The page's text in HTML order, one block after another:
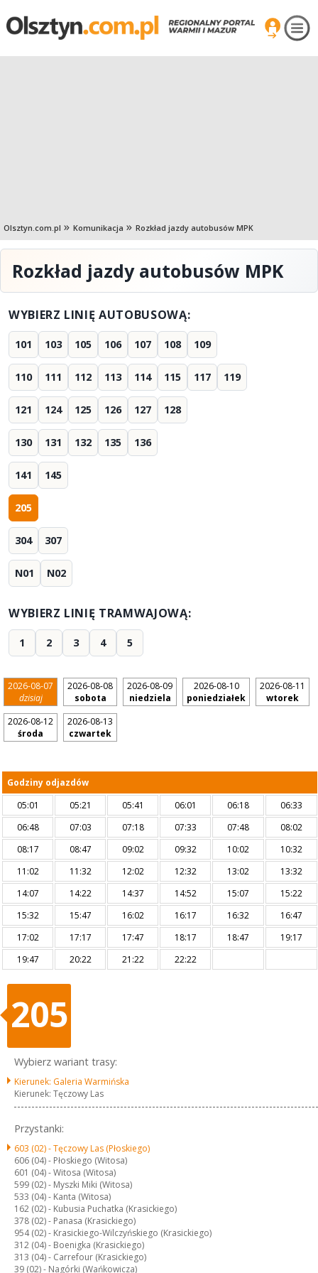
Olsztyn.com.pl Komunikacja Rozkład jazdy autobusów MPK
Rozkład jazdy autobusów MPK
WYBIERZ LINIĘ AUTOBUSOWĄ:
101 103 105 106 107 108 109
110 111 112 113 114 115 117 119
121 124 125 126 127 128
130 131 132 135 136
141 145
205
304 307
N01 N02
WYBIERZ LINIĘ TRAMWAJOWĄ:
1 2 3 4 5
2026-08-07
dzisiaj
2026-08-08
sobota
2026-08-09
niedziela
2026-08-10
poniedziałek
2026-08-11
wtorek
2026-08-12
środa
2026-08-13
czwartek
Godziny odjazdów
05:01
05:21 05:41 06:01 06:18
06:33
06:48
07:03 07:18 07:33 07:48
08:02
08:17
08:47 09:02 09:32 10:02
10:32
11:02
11:32 12:02 12:32 13:02
13:32
14:07
14:22 14:37 14:52 15:07
15:22
15:32
15:47 16:02 16:17 16:32
16:47
17:02
17:17 17:47 18:17 18:47
19:17
19:47
20:22 21:22 22:22
205
Wybierz wariant trasy:
Kierunek: Galeria Warmińska
Kierunek: Tęczowy Las
Przystanki:
603 (02) -Tęczowy Las (Płoskiego)
606 (04) - Płoskiego (Witosa)
601 (04) -Witosa (Witosa)
599 (02) - Myszki Miki (Witosa)
533 (04) - Kanta (Witosa)
162 (02) - Kubusia Puchatka (Krasickiego)
378 (02) - Panasa (Krasickiego)
954 (02) - Krasickiego-Wilczyńskiego (Krasickiego)
312 (04) - Boenigka (Krasickiego)
313 (04) - Carrefour (Krasickiego)
39 (02) - Nagórki (Wańkowicza)